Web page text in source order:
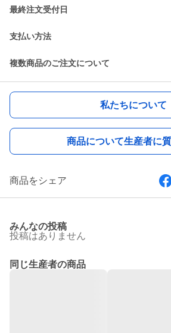
最終注文受付日
支払い方法
複数商品のご注文について
私たちについて
商品について生産者に
商品をシェア
みんなの投稿
投稿はありません
同じ生産者の商品